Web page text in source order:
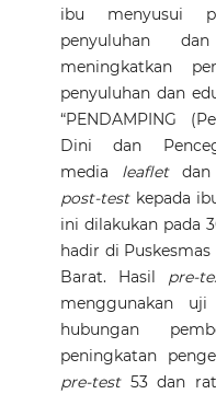
ibu menyusui
penyuluhan
meningkatkan
penyuluhan dan
“PENDAMPING
Dini dan
media leafletdan
post-testkepada
ini dilakukan pada
hadir di Puskesmas
Barat. Hasil pre-
menggunakan
hubungan
peningkatan
pre-test53 dan